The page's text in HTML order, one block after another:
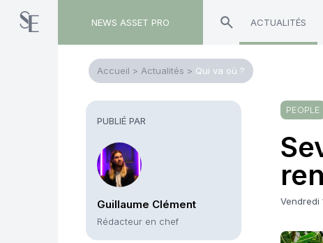
NEWS ASSET PRO ACTUALITÉS
Accueil > Actualités > Qui va où ?
PUBLIÉ PAR
Guillaume Clément
Rédacteur en chef
PEOPLE
Vendredi